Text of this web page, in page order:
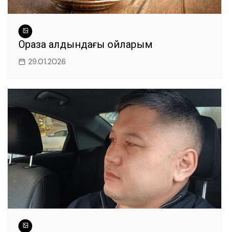
Ораза алдындағы ойларым
29.01.2026